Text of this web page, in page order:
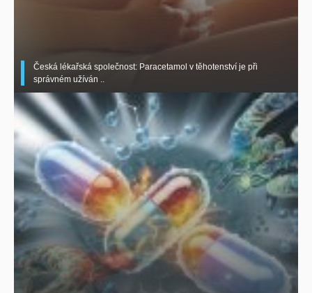
Česká lékařská společnost: Paracetamol v těhotenství je při
správném užíván ..